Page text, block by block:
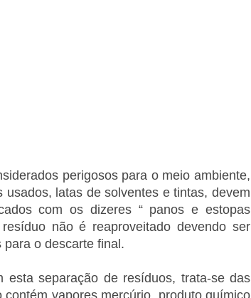
perigosos para o meio ambiente,
latas de solventes e tintas, devem
com os dizeres “ panos e estopas
não é reaproveitado devendo ser
o descarte final.
separação de resíduos, trata-se das